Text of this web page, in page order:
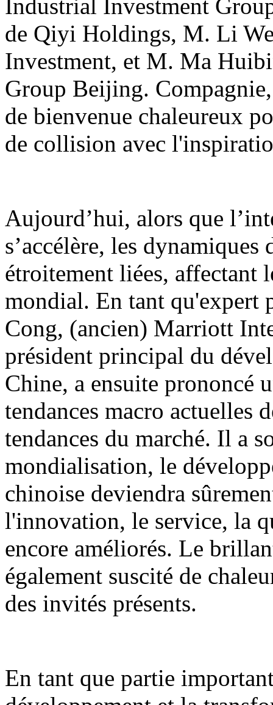
Industrial Investment
de Qiyi Holdings, M. Li
Investment, et M. Ma
Group Beijing.
de bienvenue chaleureux
de collision avec
Aujourd’hui, alors que
s’accélère, les
étroitement liées, affectant
mondial. En tant qu'expert
Cong, (ancien) Marriott
président principal du
Chine, a ensuite prononcé
tendances macro actuelles
tendances du marché. Il a
mondialisation, le
chinoise deviendra
l'innovation, le service, la
encore améliorés. Le
également suscité de
des invités présents.
En tant que partie